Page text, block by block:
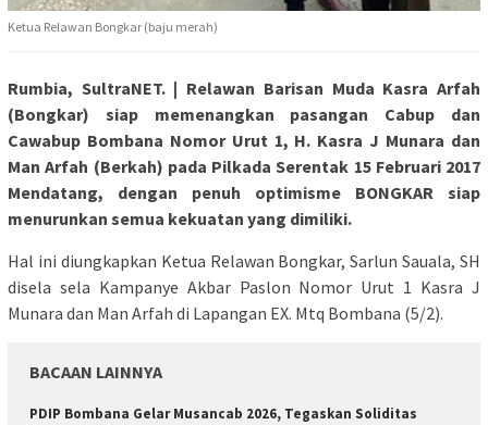
Ketua Relawan Bongkar (baju merah)
Rumbia, SultraNET. | Relawan Barisan Muda Kasra Arfah
(Bongkar) siap memenangkan pasangan Cabup dan
Cawabup Bombana Nomor Urut 1, H. Kasra J Munara dan
Man Arfah (Berkah) pada Pilkada Serentak 15 Februari 2017
Mendatang, dengan penuh optimisme BONGKAR siap
menurunkan semua kekuatan yang dimiliki.
Hal ini diungkapkan Ketua Relawan Bongkar, Sarlun Sauala, SH
disela sela Kampanye Akbar Paslon Nomor Urut 1 Kasra J
Munara dan Man Arfah di Lapangan EX. Mtq Bombana (5/2).
BACAAN LAINNYA
PDIP Bombana Gelar Musancab 2026, Tegaskan Soliditas